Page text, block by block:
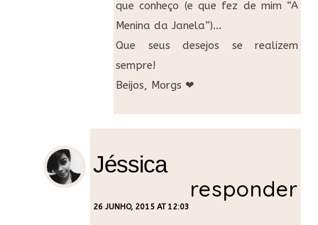
que conheço (e que fez de mim “A
Menina da Janela”)…
Que seus desejos se realizem
sempre!
Beijos, Morgs ❤
Jéssica
26 JUNHO, 2015 AT 12:03
responder